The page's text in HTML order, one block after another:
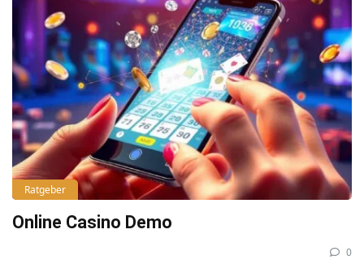
Ratgeber
Online Casino Demo
0